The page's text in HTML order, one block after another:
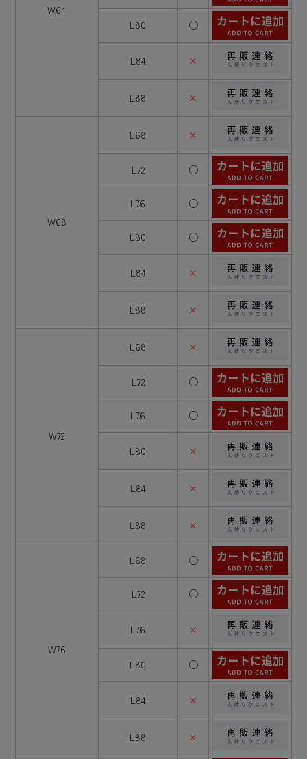
W64
L80 ○
L84 ×
L88 ×
W68
L68 ×
L72 ○
L76 ○
L80 ○
L84 ×
L88 ×
W72
L68 ×
L72 ○
L76 ○
L80 ×
L84 ×
L88 ×
W76
L68 ○
L72 ○
L76 ×
L80 ○
L84 ×
L88 ×